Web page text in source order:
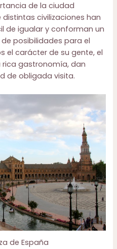
de la ciudad
civilizaciones han
de igualar y conforman un
posibilidades para el
el carácter de su gente, el
rica gastronomía, dan
de obligada visita.
de España